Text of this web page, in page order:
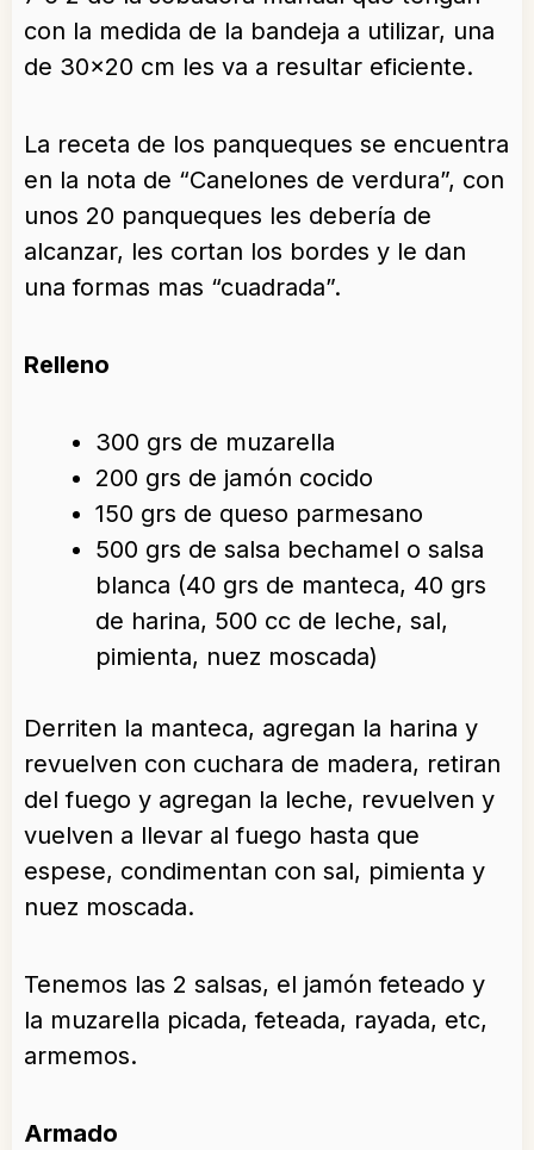
con la medida de la bandeja a utilizar, una
de 30×20 cm les va a resultar eficiente.
La receta de los panqueques se encuentra
en la nota de “Canelones de verdura”, con
unos 20 panqueques les debería de
alcanzar, les cortan los bordes y le dan
una formas mas “cuadrada”.
Relleno
300 grs de muzarella
200 grs de jamón cocido
150 grs de queso parmesano
500 grs de salsa bechamel o salsa
blanca (40 grs de manteca, 40 grs
de harina, 500 cc de leche, sal,
pimienta, nuez moscada)
Derriten la manteca, agregan la harina y
revuelven con cuchara de madera, retiran
del fuego y agregan la leche, revuelven y
vuelven a llevar al fuego hasta que
espese, condimentan con sal, pimienta y
nuez moscada.
Tenemos las 2 salsas, el jamón feteado y
la muzarella picada, feteada, rayada, etc,
armemos.
Armado